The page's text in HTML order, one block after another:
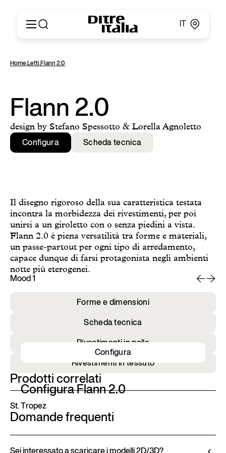
Prodotti
Cataloghi e Materiali
Ditre for Professionals
Punti vendita
News & Press
Area Riservata
English
Español
Русский
简体中文
Home,Letti,Flann 2.0
Flann 2.0
design by Stefano Spessotto & Lorella Agnoletto
Configura Scheda tecnica
Il disegno rigoroso della sua caratteristica testata
incontra la morbidezza dei rivestimenti, per poi
unirsi a un giroletto con o senza piedini a vista.
Flann 2.0 è piena versatilità tra forme e materiali,
un passe-partout per ogni tipo di arredamento,
capace dunque di farsi protagonista negli ambienti
notte più eterogenei.
Mood 1
Forme e dimensioni
Scheda tecnica
Rivestimenti in pelle
Rivestimenti in tessuto
Configura Flann 2.0
Configura
Prodotti correlati
St. Tropez
Domande frequenti
Sei interessato a scaricare i modelli 2D/3D?